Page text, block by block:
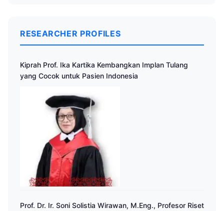
RESEARCHER PROFILES
Kiprah Prof. Ika Kartika Kembangkan Implan Tulang
yang Cocok untuk Pasien Indonesia
Prof. Dr. Ir. Soni Solistia Wirawan, M.Eng., Profesor Riset